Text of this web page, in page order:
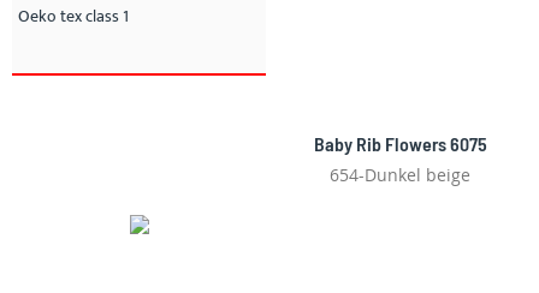
Oeko tex class 1
Baby Rib Flowers 6075
654-Dunkel beige